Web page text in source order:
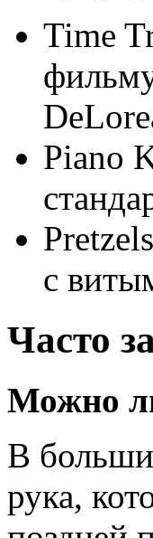
Time
Piano
с
Часто
Можно
В
рука,